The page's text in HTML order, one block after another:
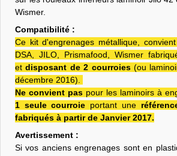
Wismer.
Compatibilité :
Ce kit d'engrenages métallique,
DSA, JILO, Prismafood, Wismer
etdisposant de 2 courroies (ou
décembre 2016).
Ne convient paspour les laminoirs à
1 seule courroie portant une
fabriqués à partir de Janvier 2017.
Avertissement :
Si vos anciens engrenages sont en